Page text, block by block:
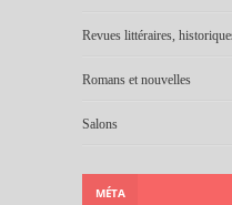
Revues littéraires,
Romans et nouvelles
Salons
MÉTA